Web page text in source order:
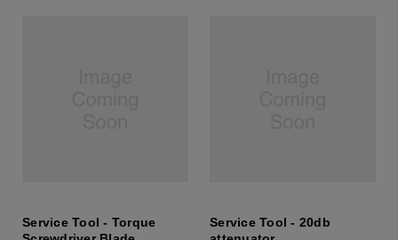
Service Tool - Torque
Service Tool - 20db